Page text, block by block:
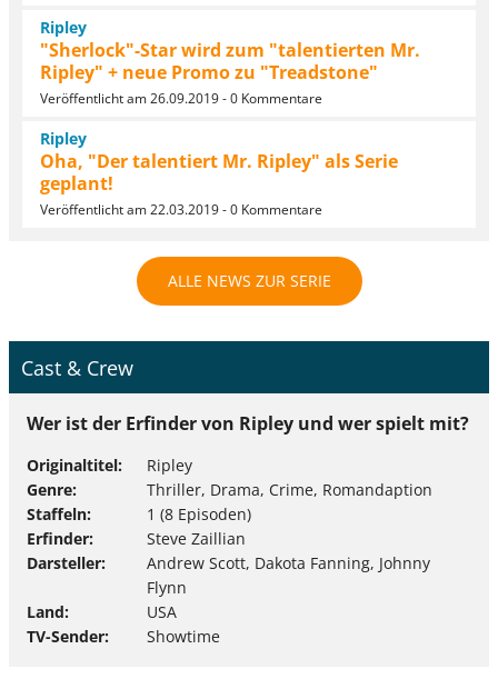
Ripley
"Sherlock"-Star wird zum "talentierten Mr.
Ripley" + neue Promo zu "Treadstone"
Veröffentlicht am 26.09.2019 - 0 Kommentare
Ripley
Oha, "Der talentiert Mr. Ripley" als Serie
geplant!
Veröffentlicht am 22.03.2019 - 0 Kommentare
ALLE NEWS ZUR SERIE
Cast & Crew
Wer ist der Erfinder von Ripley und wer spielt mit?
Originaltitel
Ripley
Genre
Thriller, Drama, Crime, Romandaption
Staffeln
1 (8 Episoden)
Erfinder
Steve Zaillian
Darsteller
Andrew Scott, Dakota Fanning, Johnny
Flynn
Land
USA
TV-Sender
Showtime